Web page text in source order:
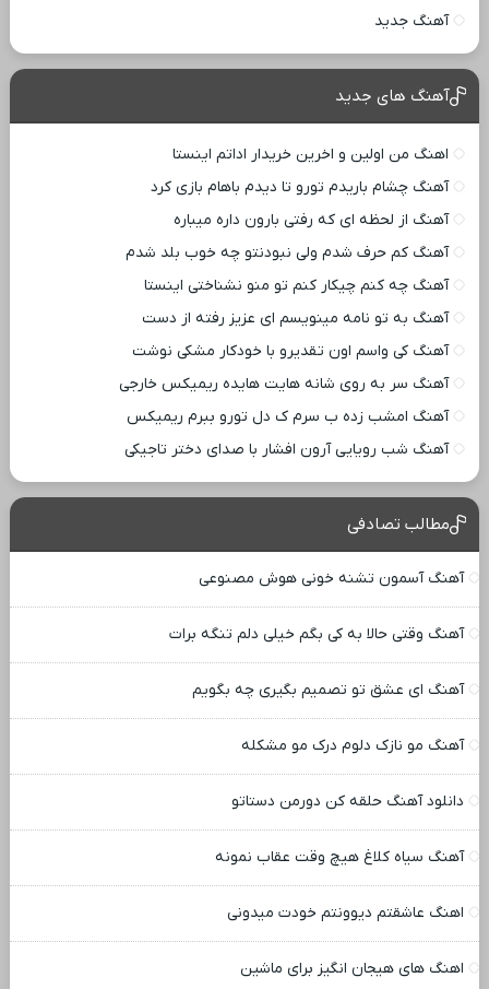
آهنگ جدید
آهنگ های جدید
اهنگ من اولین و اخرین خریدار اداتم اینستا
آهنگ چشام باریدم تورو تا دیدم باهام بازی کرد
آهنگ از لحظه ای که رفتی بارون داره میباره
آهنگ کم حرف شدم ولی نبودنتو چه خوب بلد شدم
آهنگ چه کنم چیکار کنم تو منو نشناختی اینستا
آهنگ به تو نامه مینویسم ای عزیز رفته از دست
آهنگ کی واسم اون تقدیرو با خودکار مشکی نوشت
آهنگ سر به روی شانه هایت هایده ریمیکس خارجی
آهنگ امشب زده ب سرم ک دل تورو ببرم ریمیکس
آهنگ شب رویایی آرون افشار با صدای دختر تاجیکی
مطالب تصادفی
آهنگ آسمون تشنه خونی هوش مصنوعی
آهنگ وقتی حالا به کی بگم خیلی دلم تنگه برات
آهنگ ای عشق تو تصمیم بگیری چه بگویم
آهنگ مو نازک دلوم درک مو مشکله
دانلود آهنگ حلقه کن دورمن دستاتو
آهنگ سیاه کلاغ هیچ وقت عقاب نمونه
اهنگ عاشقتم دیوونتم خودت میدونی
اهنگ های هیجان انگیز برای ماشین